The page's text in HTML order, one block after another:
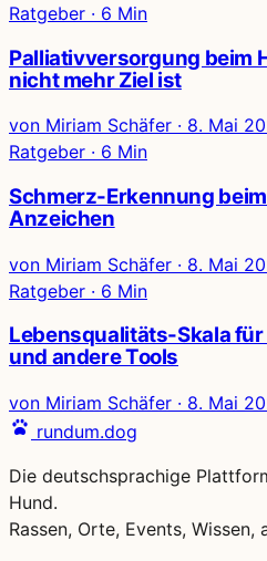
Ratgeber · 6 Min
Palliativversorgung beim
nicht mehr Ziel ist
von Miriam Schäfer · 8. Mai
Ratgeber · 6 Min
Schmerz-Erkennung
Anzeichen
von Miriam Schäfer · 8. Mai
Ratgeber · 6 Min
Lebensqualitäts-Skala für
und andere Tools
von Miriam Schäfer · 8. Mai
rundum.dog
Die deutschsprachige
Hund.
Rassen, Orte, Events, Wissen,